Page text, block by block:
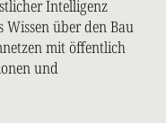
Intelligenz
über den Bau
mit öffentlich
und